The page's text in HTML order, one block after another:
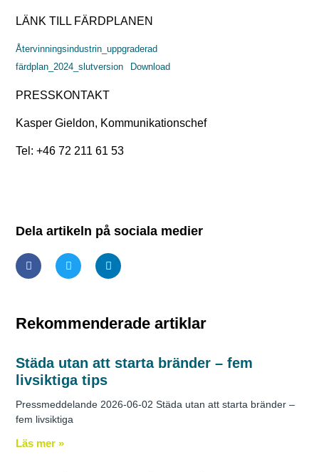
LÄNK TILL FÄRDPLANEN
Återvinningsindustrin_uppgraderad
färdplan_2024_slutversion
Download
PRESSKONTAKT
Kasper Gieldon, Kommunikationschef
Tel: +46 72 211 61 53
Dela artikeln på sociala medier
Rekommenderade artiklar
Städa utan att starta bränder – fem
livsiktiga tips
Pressmeddelande 2026-06-02 Städa utan att starta bränder –
fem livsiktiga
Läs mer »